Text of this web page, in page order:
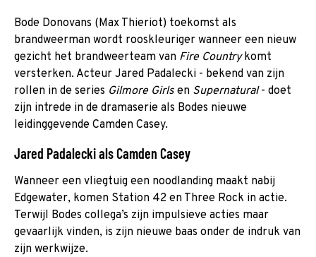
Bode Donovans (Max Thieriot) toekomst als
brandweerman wordt rooskleuriger wanneer een nieuw
gezicht het brandweerteam van Fire Countrykomt
versterken. Acteur Jared Padalecki - bekend van zijn
rollen in de series Gilmore Girls en Supernatural- doet
zijn intrede in de dramaserie als Bodes nieuwe
leidinggevende Camden Casey.
Jared Padalecki als Camden Casey
Wanneer een vliegtuig een noodlanding maakt nabij
Edgewater, komen Station 42 en Three Rock in actie.
Terwijl Bodes collega’s zijn impulsieve acties maar
gevaarlijk vinden, is zijn nieuwe baas onder de indruk van
zijn werkwijze.